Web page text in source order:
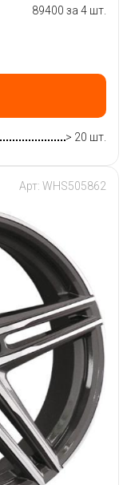
89400 за 4 шт.
> 20 шт.
Арт: WHS505862